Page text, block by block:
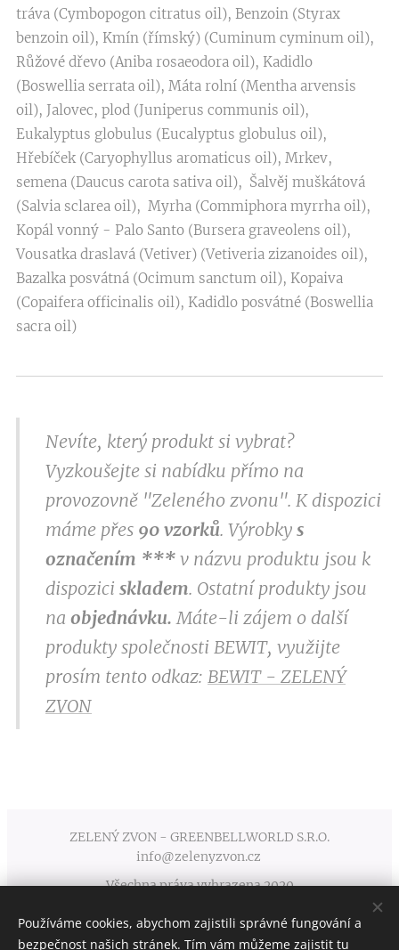
tráva (Cymbopogon citratus oil), Benzoin (Styrax
benzoin oil), Kmín (římský) (Cuminum cyminum oil),
Růžové dřevo (Aniba rosaeodora oil), Kadidlo
(Boswellia serrata oil), Máta rolní (Mentha arvensis
oil), Jalovec, plod (Juniperus communis oil),
Eukalyptus globulus (Eucalyptus globulus oil),
Hřebíček (Caryophyllus aromaticus oil), Mrkev,
semena (Daucus carota sativa oil), Šalvěj muškátová
(Salvia sclarea oil), Myrha (Commiphora myrrha oil),
Kopál vonný - Palo Santo (Bursera graveolens oil),
Vousatka draslavá (Vetiver) (Vetiveria zizanoides oil),
Bazalka posvátná (Ocimum sanctum oil), Kopaiva
(Copaifera officinalis oil), Kadidlo posvátné (Boswellia
sacra oil)
Nevíte, který produkt si vybrat?
Vyzkoušejte si nabídku přímo na
provozovně "Zeleného zvonu". K dispozici
máme přes 90 vzorků. Výrobky s
označením *** v názvu produktu jsou k
dispozici skladem. Ostatní produkty jsou
na objednávku. Máte-li zájem o další
produkty společnosti BEWIT, využijte
prosím tento odkaz: BEWIT - ZELENÝ
ZVON
ZELENÝ ZVON - GREENBELLWORLD S.R.O.
info@zelenyzvon.cz
Všechna práva vyhrazena 2020
Obchodní podmínky Cookies
Používáme cookies, abychom zajistili správné fungování a
bezpečnost našich stránek. Tím vám můžeme zajistit tu